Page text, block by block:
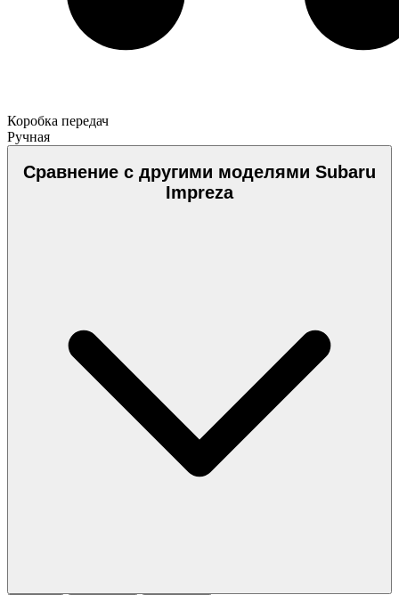
Коробка передач
Ручная
Сравнение с другими моделями Subaru
Impreza